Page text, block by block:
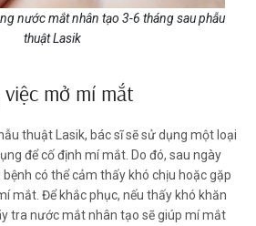
nước mắt nhân tạo 3-6 tháng sau phẫu
thuật Lasik
mở mí mắt
thuật Lasik, bác sĩ sẽ sử dụng một loại
để cố định mí mắt. Do đó, sau ngày
có thể cảm thấy khó chịu hoặc gặp
mắt. Để khắc phục, nếu thấy khó khăn
tra nước mắt nhân tạo sẽ giúp mí mắt